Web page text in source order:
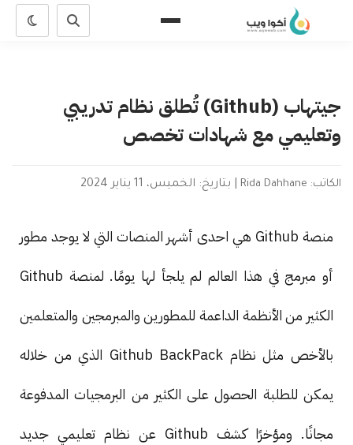
جيتهاب (Github) تُطلق نظام تدريبي
وتعليمي مع شهادات تخصص
الكاتب: Rida Dahhane بتاريخ: الخميس، 11 يناير 2024
منصة Github هي احدى أشهر المنصات التي لا يوجد مطور
أو مبرمج في هذا العالم لم يلجأ لها يومًا. لمنصة Github
الكثير من الأنظمة الداعمة للمطورين والمبرمجين والمتعلمين
بالأخص مثل نظام Github BackPack الذي من خلاله
يمكن للطلبة الحصول على الكثير من البرمجيات المدفوعة
مجانًا. ومؤخرًا كشف Github عن نظام تعليمي جديد